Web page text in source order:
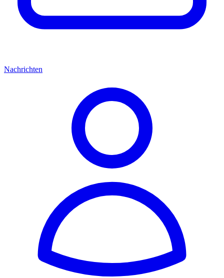
Nachrichten